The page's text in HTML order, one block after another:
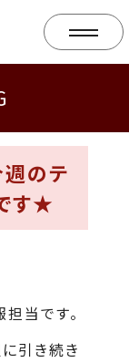
週のテ
す★
当です。
引き続き